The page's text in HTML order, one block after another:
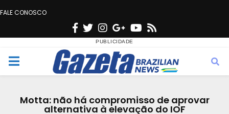
FALE CONOSCO
F
c
e
o
T
w
i
t
e
n
s
t
g
G
o
o
g
e
Y
u
t
b
s
M
Motta: não há compromisso de aprovar
alternativa à elevação do IOF